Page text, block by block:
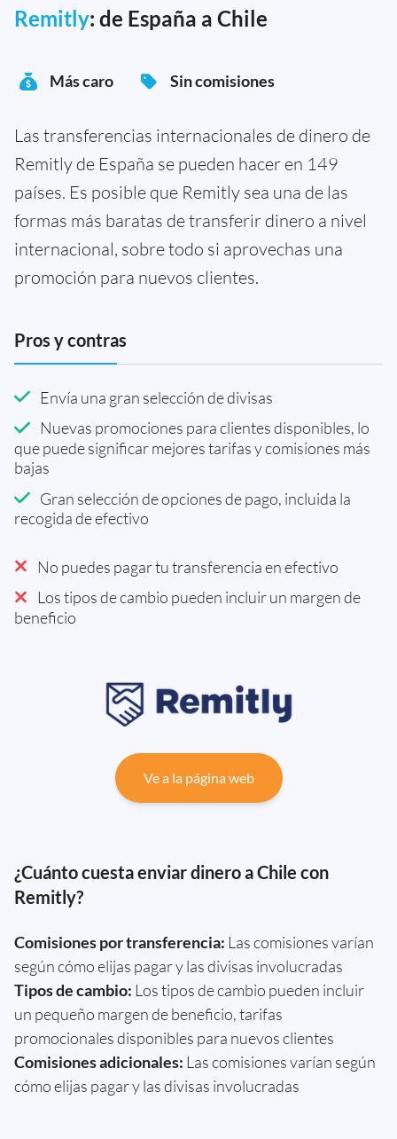
Remitly: de España a Chile
Más caro Sin comisiones
Las transferencias internacionales de dinero de
Remitly de España se pueden hacer en 149
países. Es posible que Remitly sea una de las
formas más baratas de transferir dinero a nivel
internacional, sobre todo si aprovechas una
promoción para nuevos clientes.
Pros y contras
Envía una gran selección de divisas
Nuevas promociones para clientes disponibles, lo
que puede significar mejores tarifas y comisiones más
bajas
Gran selección de opciones de pago, incluida la
recogida de efectivo
No puedes pagar tu transferencia en efectivo
Los tipos de cambio pueden incluir un margen de
beneficio
Ve a la página web
¿Cuánto cuesta enviar dinero a Chile con
Remitly?
Comisiones por transferencia: Las comisiones varían
según cómo elijas pagar y las divisas involucradas
Tipos de cambio: Los tipos de cambio pueden incluir
un pequeño margen de beneficio, tarifas
promocionales disponibles para nuevos clientes
Comisiones adicionales: Las comisiones varían según
cómo elijas pagar y las divisas involucradas